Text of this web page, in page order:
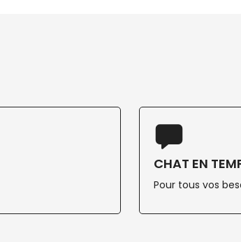
CHAT EN
Pour tous vos